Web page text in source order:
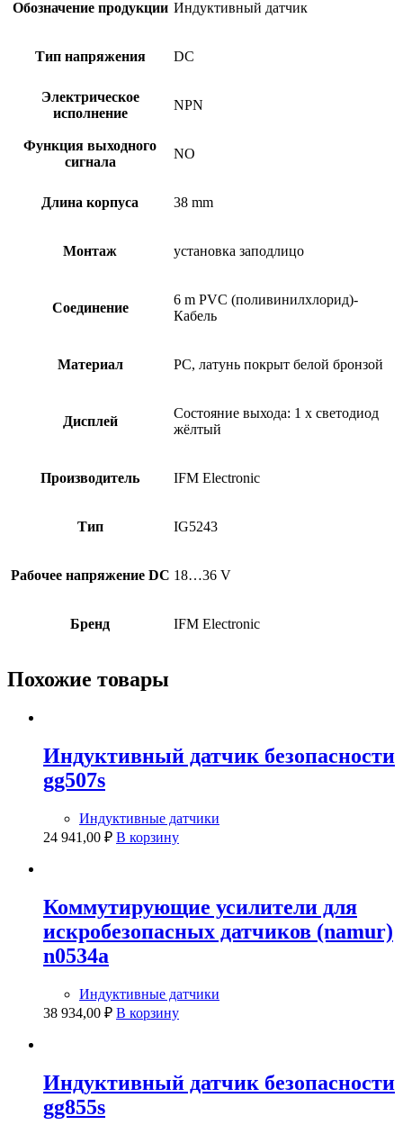
Обозначение продукции Индуктивный датчик
Тип напряжения DC
Электрическое
исполнение
NPN
Функция выходного
сигнала
NO
Длина корпуса 38 mm
Монтаж установка заподлицо
Соединение
6 m PVC (поливинилхлорид)-
Кабель
Материал PC, латунь покрыт белой бронзой
Дисплей
Состояние выхода: 1 x светодиод
жёлтый
Производитель IFM Electronic
Тип IG5243
Рабочее напряжение DC 18…36 V
Бренд IFM Electronic
Похожие товары
Индуктивный датчик безопасности
gg507s
Индуктивные датчики
24 941,00 ₽ В корзину
Коммутирующие усилители для
искробезопасных датчиков (namur)
n0534a
Индуктивные датчики
38 934,00 ₽ В корзину
Индуктивный датчик безопасности
gg855s